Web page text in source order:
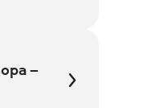
–